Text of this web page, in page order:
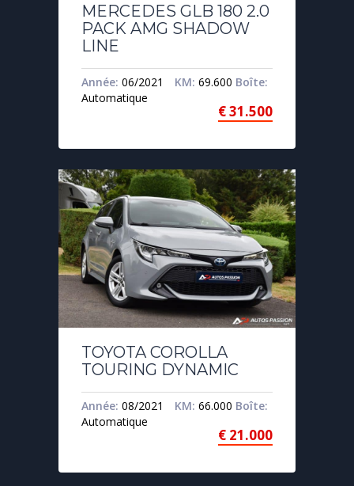
MERCEDES GLB 180 2.0
PACK AMG SHADOW
LINE
Année: 06/2021 KM: 69.600 Boîte:
Automatique
€31.500
TOYOTA COROLLA
TOURING DYNAMIC
Année: 08/2021 KM: 66.000 Boîte:
Automatique
€ 21.000